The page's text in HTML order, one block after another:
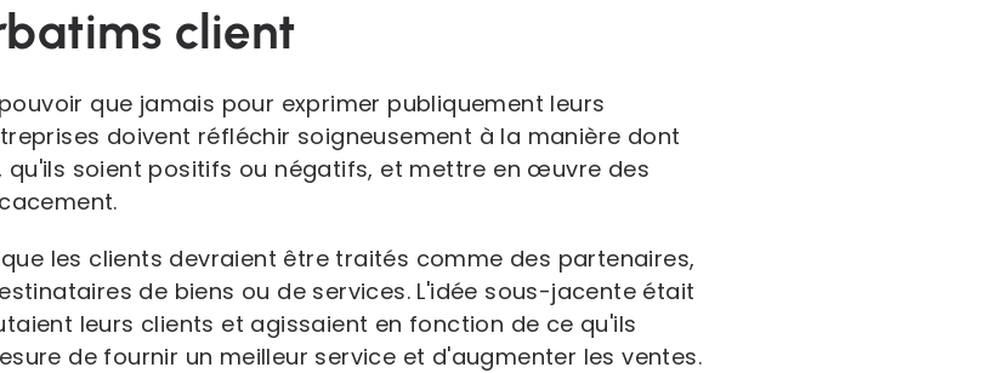
client
que jamais pour exprimer publiquement leurs
doivent réfléchir soigneusement à la manière dont
qu'ils soient positifs ou négatifs, et mettre en œuvre des
que les clients devraient être traités comme des partenaires,
de biens ou de services. L'idée sous-jacente était
leurs clients et agissaient en fonction de ce qu'ils
de fournir un meilleur service et d'augmenter les ventes.